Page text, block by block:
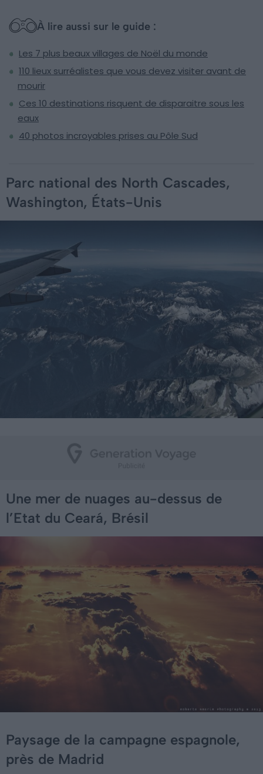
À lire aussi sur le guide :
Les 7 plus beaux villages de Noël du monde
110 lieux surréalistes que vous devez visiter avant de
mourir
Ces 10 destinations risquent de disparaitre sous les
eaux
40 photos incroyables prises au Pôle Sud
Parc national des North Cascades,
Washington, États-Unis
Une mer de nuages au-dessus de
l’Etat du Ceará, Brésil
Paysage de la campagne espagnole,
près de Madrid